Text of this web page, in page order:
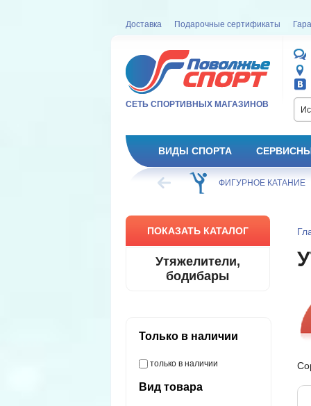
Доставка Подарочные сертификаты
СЕТЬ СПОРТИВНЫХ МАГАЗИНОВ
ВИДЫ СПОРТА
ХОККЕЙ ФИГУРНОЕ КАТАНИЕ
ПОКАЗАТЬ КАТАЛОГ
Утяжелители,
бодибары
Только в наличии
только в наличии
Вид товара